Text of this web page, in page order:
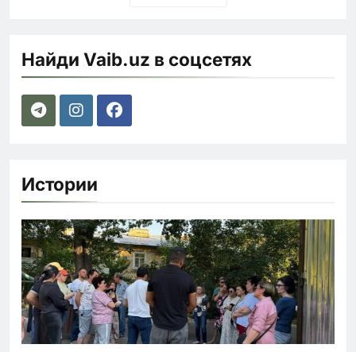
Найди Vaib.uz в соцсетях
Истории